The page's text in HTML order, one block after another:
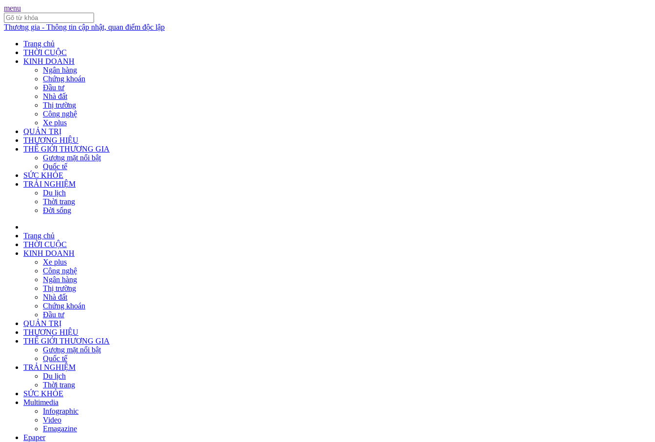
menu
Thương gia - Thông tin cập nhật, quan điểm độc lập
Trang chủ
THỜI CUỘC
KINH DOANH
Ngân hàng
Chứng khoán
Đầu tư
Nhà đất
Thị trường
Công nghệ
Xe plus
QUẢN TRỊ
THƯƠNG HIỆU
THẾ GIỚI THƯƠNG GIA
Gương mặt nổi bật
Quốc tế
SỨC KHỎE
TRẢI NGHIỆM
Du lịch
Thời trang
Đời sống
Trang chủ
THỜI CUỘC
KINH DOANH
Xe plus
Công nghệ
Ngân hàng
Thị trường
Nhà đất
Chứng khoán
Đầu tư
QUẢN TRỊ
THƯƠNG HIỆU
THẾ GIỚI THƯƠNG GIA
Gương mặt nổi bật
Quốc tế
TRẢI NGHIỆM
Du lịch
Thời trang
SỨC KHỎE
Multimedia
Infographic
Video
Emagazine
Epaper